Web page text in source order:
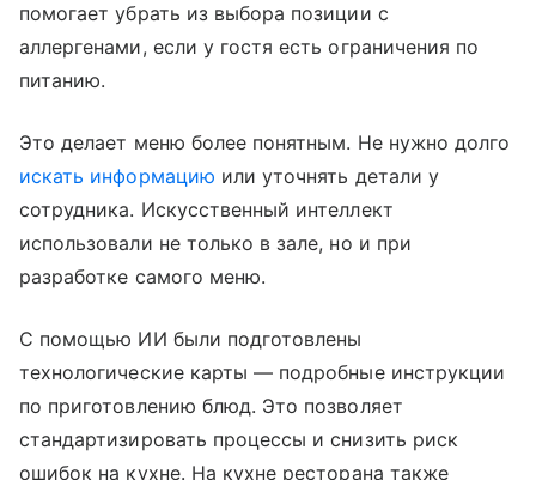
помогает убрать из выбора позиции с
аллергенами, если у гостя есть ограничения по
питанию.
Это делает меню более понятным. Не нужно долго
искать информацию или уточнять детали у
сотрудника. Искусственный интеллект
использовали не только в зале, но и при
разработке самого меню.
С помощью ИИ были подготовлены
технологические карты — подробные инструкции
по приготовлению блюд. Это позволяет
стандартизировать процессы и снизить риск
ошибок на кухне. На кухне ресторана также